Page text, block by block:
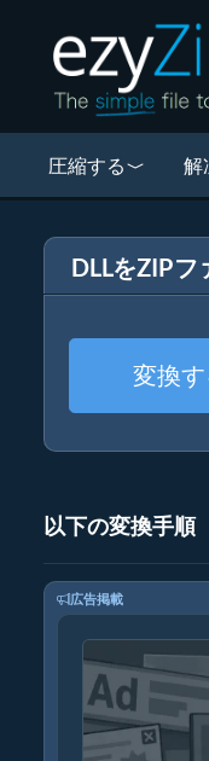
圧縮する 解
DLLをZIPフ
変換
以下の変換手順
広告掲載